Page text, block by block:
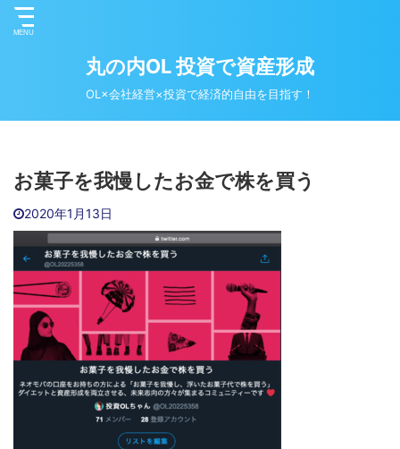
丸の内OL 投資で資産形成
OL×会社経営×投資で経済的自由を目指す！
お菓子を我慢したお金で株を買う
2020年1月13日